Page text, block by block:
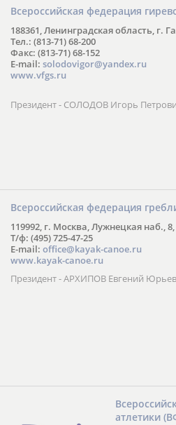
Всероссийская федерация
188361, Ленинградская область, г.
Тел.: (813-71) 68-200
Факс: (813-71) 68-152
E-mail: solodovigor@yandex.ru
www.vfgs.ru
Президент - СОЛОДОВ Игорь
Всероссийская федерация
119992, г. Москва, Лужнецкая наб.,
Т/ф: (495) 725-47-25
E-mail: office@kayak-canoe.ru
www.kayak-canoe.ru
Президент - АРХИПОВ Евгений
атлетики